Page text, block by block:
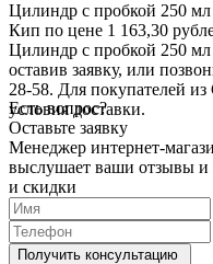
Цилиндр с пробкой 250
Кип по цене 1 163,30
Цилиндр с пробкой 250 мл
оставив заявку, или
28-58. Для покупателей
условия доставки.
Есть вопрос?
Оставьте заявку
Менеджер интернет-
выслушает ваши отзывы и
и скидки
Получить консультацию